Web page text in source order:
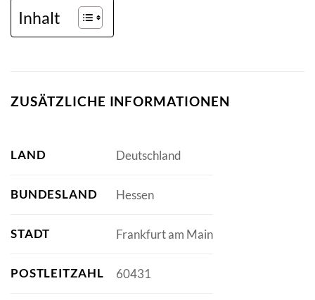
Inhalt
ZUSÄTZLICHE INFORMATIONEN
LAND Deutschland
BUNDESLAND Hessen
STADT Frankfurt am Main
POSTLEITZAHL 60431